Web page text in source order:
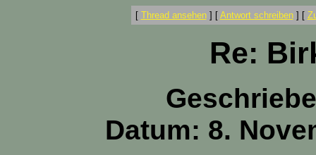
[ Thread ansehen] [ Antwort schreiben] [
Re:
Datum: 8.